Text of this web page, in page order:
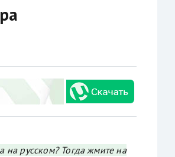
на русском? Тогда жмите на